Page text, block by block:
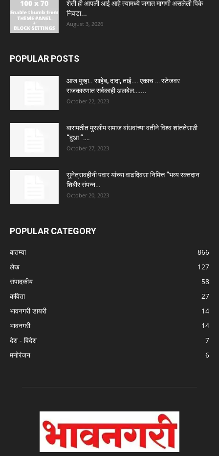
शेती ही आपली आई आहे त्यामध्ये जगात मागणी असलेली पिके
निवडा...
August 3, 2026
POPULAR POSTS
आज पुन्हा.. साहेब, दादा, ताई…. एकाच … स्टेजवर
राजकारणात सर्वकाही अलबेल…....
October 22, 2023
बारामतीत मुस्लीम समाज बांधवांच्या वतीने विश्व शांततेसाठी
“दुआ “….
October 27, 2023
सुनेत्रावहीनी पवार यांच्या वाढदिवसा निमित्त “भव्य रक्तदान
शिबीर संपन्न…
October 20, 2023
POPULAR CATEGORY
बातम्या
866
लेख
127
संपादकीय
58
कविता
27
भावनगरी डायरी
14
भावनगरी
14
देश - विदेश
7
मनोरंजन
6